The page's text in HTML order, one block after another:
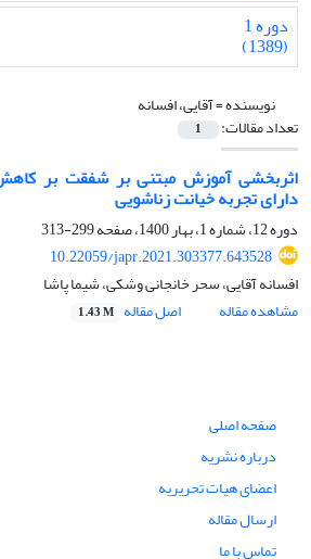
دوره 1
(1389)
نویسنده =آقایی، افسانه
تعداد مقالات: 1
اثربخشی آموزش مبتنی بر شفقت بر
دارای تجربه خیانت زناشویی
دوره 12، شماره 1، بهار 1400، صفحه
299-313
10.22059/japr.2021.303377.643528
افسانه آقایی، سحر خانجانی وشکی، شیما پاشا
مشاهده مقاله
اصل مقاله 1.43 M
صفحه اصلی
درباره نشریه
اعضای هیات تحریریه
ارسال مقاله
تماس با ما